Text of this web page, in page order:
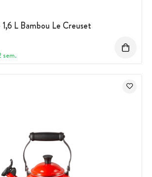
L Bambou Le Creuset
sem.